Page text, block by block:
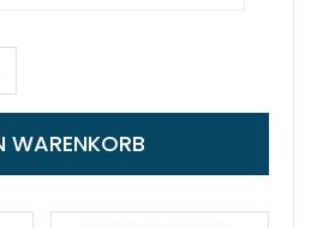
WARENKORB